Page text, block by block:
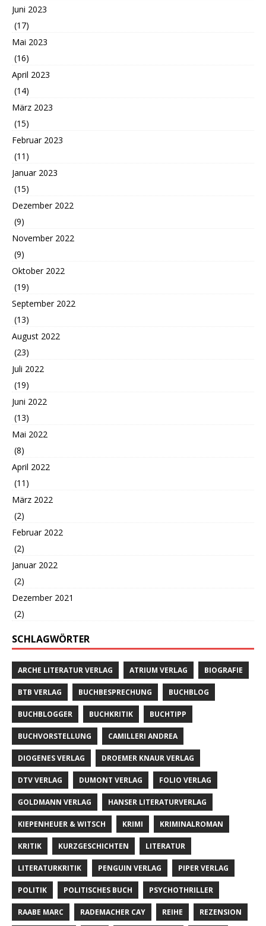
Juni 2023
(17)
Mai 2023
(16)
April 2023
(14)
März 2023
(15)
Februar 2023
(11)
Januar 2023
(15)
Dezember 2022
(9)
November 2022
(9)
Oktober 2022
(19)
September 2022
(13)
August 2022
(23)
Juli 2022
(19)
Juni 2022
(13)
Mai 2022
(8)
April 2022
(11)
März 2022
(2)
Februar 2022
(2)
Januar 2022
(2)
Dezember 2021
(2)
SCHLAGWÖRTER
ARCHE LITERATUR VERLAG ATRIUM VERLAG BIOGRAFIE
BTB VERLAG BUCHBESPRECHUNG BUCHBLOG
BUCHBLOGGER BUCHKRITIK BUCHTIPP
BUCHVORSTELLUNG CAMILLERI ANDREA
DIOGENES VERLAG DROEMER KNAUR VERLAG
DTV VERLAG DUMONT VERLAG FOLIO VERLAG
GOLDMANN VERLAG HANSER LITERATURVERLAG
KIEPENHEUER & WITSCH KRIMI KRIMINALROMAN
KRITIK KURZGESCHICHTEN LITERATUR
LITERATURKRITIK PENGUIN VERLAG PIPER VERLAG
POLITIK POLITISCHES BUCH PSYCHOTHRILLER
RAABE MARC RADEMACHER CAY REIHE REZENSION